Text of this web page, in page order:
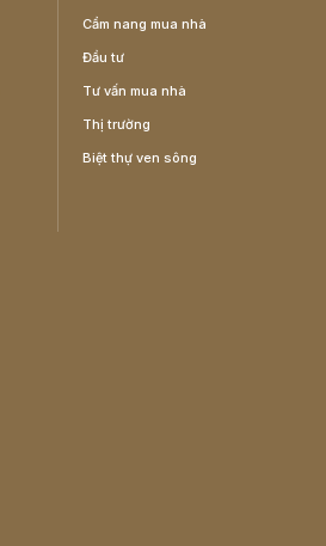
Cẩm nang mua nhà
Đầu tư
Tư vấn mua nhà
Thị trường
Biệt thự ven sông